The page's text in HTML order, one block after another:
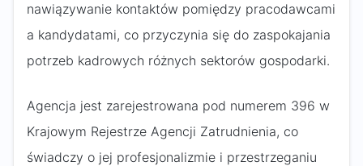
nawiązywanie kontaktów pomiędzy pracodawcami
a kandydatami, co przyczynia się do zaspokajania
potrzeb kadrowych różnych sektorów gospodarki.
Agencja jest zarejestrowana pod numerem 396 w
Krajowym Rejestrze Agencji Zatrudnienia, co
świadczy o jej profesjonalizmie i przestrzeganiu